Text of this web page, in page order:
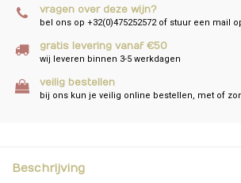
vragen over deze wijn?
bel ons op +32(0)475252572 of stuur een mail
gratis levering vanaf €50
wij leveren binnen 3-5 werkdagen
veilig bestellen
bij ons kun je veilig online bestellen, met of
Beschrijving